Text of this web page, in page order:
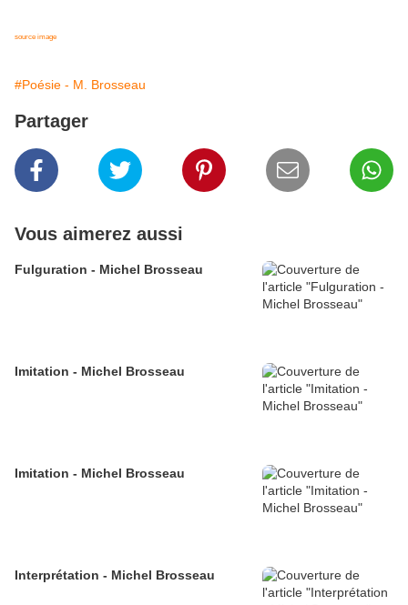
source image
#Poésie - M. Brosseau
Partager
Vous aimerez aussi
Fulguration - Michel Brosseau
Imitation - Michel Brosseau
Imitation - Michel Brosseau
Interprétation - Michel Brosseau